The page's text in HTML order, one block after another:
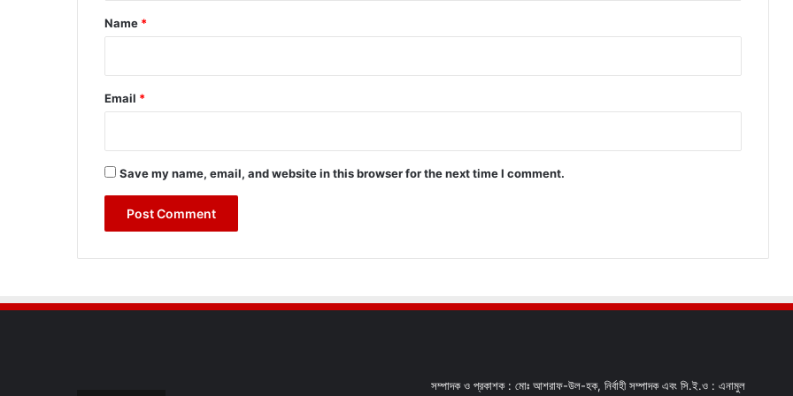
*
Name *
Email *
Save my name, email, and website in this browser for the next time I comment.
সম্পাদক ও প্রকাশক : মোঃ আশরাফ-উল-হক, নির্বাহী সম্পাদক এবং সি.ই.ও : এনামুল